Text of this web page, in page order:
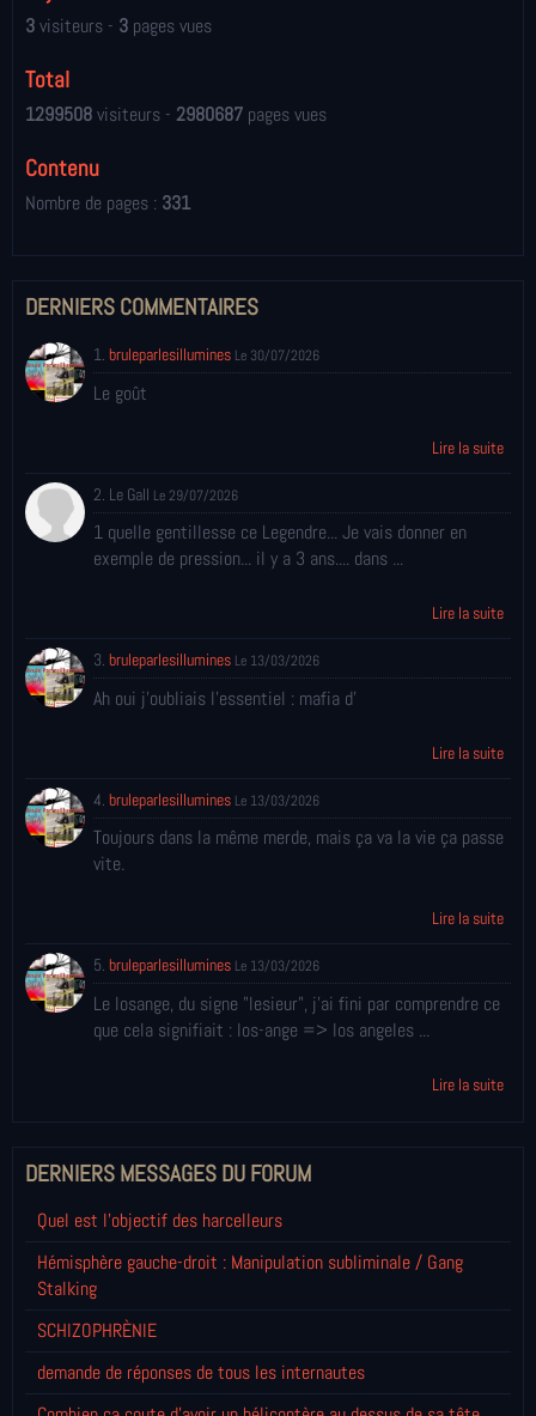
3visiteurs - 3 pages vues
Total
1299508visiteurs - 2980687 pages vues
Contenu
Nombre de pages : 331
DERNIERS COMMENTAIRES
1. bruleparlesillumines Le 30/07/2026
Le goût
Lire la suite
2. Le Gall Le 29/07/2026
1 quelle gentillesse ce Legendre... Je vais donner en
exemple de pression... il y a 3 ans.... dans ...
Lire la suite
3. bruleparlesillumines Le 13/03/2026
Ah oui j'oubliais l'essentiel : mafia d'
Lire la suite
4. bruleparlesillumines Le 13/03/2026
Toujours dans la même merde, mais ça va la vie ça passe
vite.
Lire la suite
5. bruleparlesillumines Le 13/03/2026
Le losange, du signe "lesieur", j'ai fini par comprendre ce
que cela signifiait : los-ange => los angeles ...
Lire la suite
DERNIERS MESSAGES DU FORUM
Quel est l'objectif des harcelleurs
Hémisphère gauche-droit : Manipulation subliminale / Gang
Stalking
SCHIZOPHRÈNIE
demande de réponses de tous les internautes